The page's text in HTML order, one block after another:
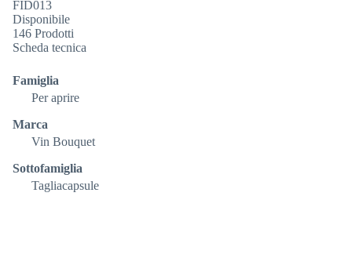
FID013
Disponibile
146 Prodotti
Scheda tecnica
Famiglia
Per aprire
Marca
Vin Bouquet
Sottofamiglia
Tagliacapsule